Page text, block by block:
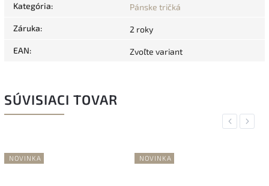
Kategória: Pánske tričká
Záruka: 2 roky
EAN: Zvoľte variant
SÚVISIACI TOVAR
Previous
NOVINKA NOVINKA
Next